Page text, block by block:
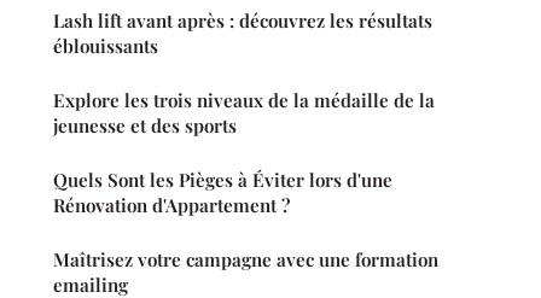
Lash lift avant après : découvrez les résultats
éblouissants
Explore les trois niveaux de la médaille de la
jeunesse et des sports
Quels Sont les Pièges à Éviter lors d'une
Rénovation d'Appartement ?
Maîtrisez votre campagne avec une formation
emailing